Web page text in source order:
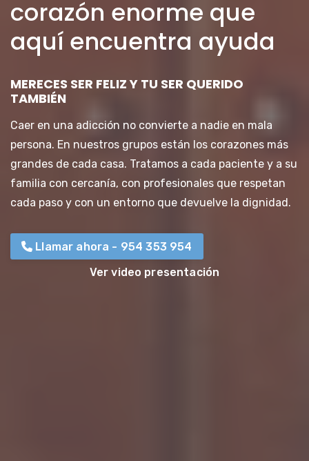
corazón enorme que
aquí encuentra ayuda
MERECES SER FELIZ Y TU SER QUERIDO
TAMBIÉN
Caer en una adicción no convierte a nadie en mala
persona. En nuestros grupos están los corazones más
grandes de cada casa. Tratamos a cada paciente y a su
familia con cercanía, con profesionales que respetan
cada paso y con un entorno que devuelve la dignidad.
Llamar ahora - 954 353 954
Ver video presentación